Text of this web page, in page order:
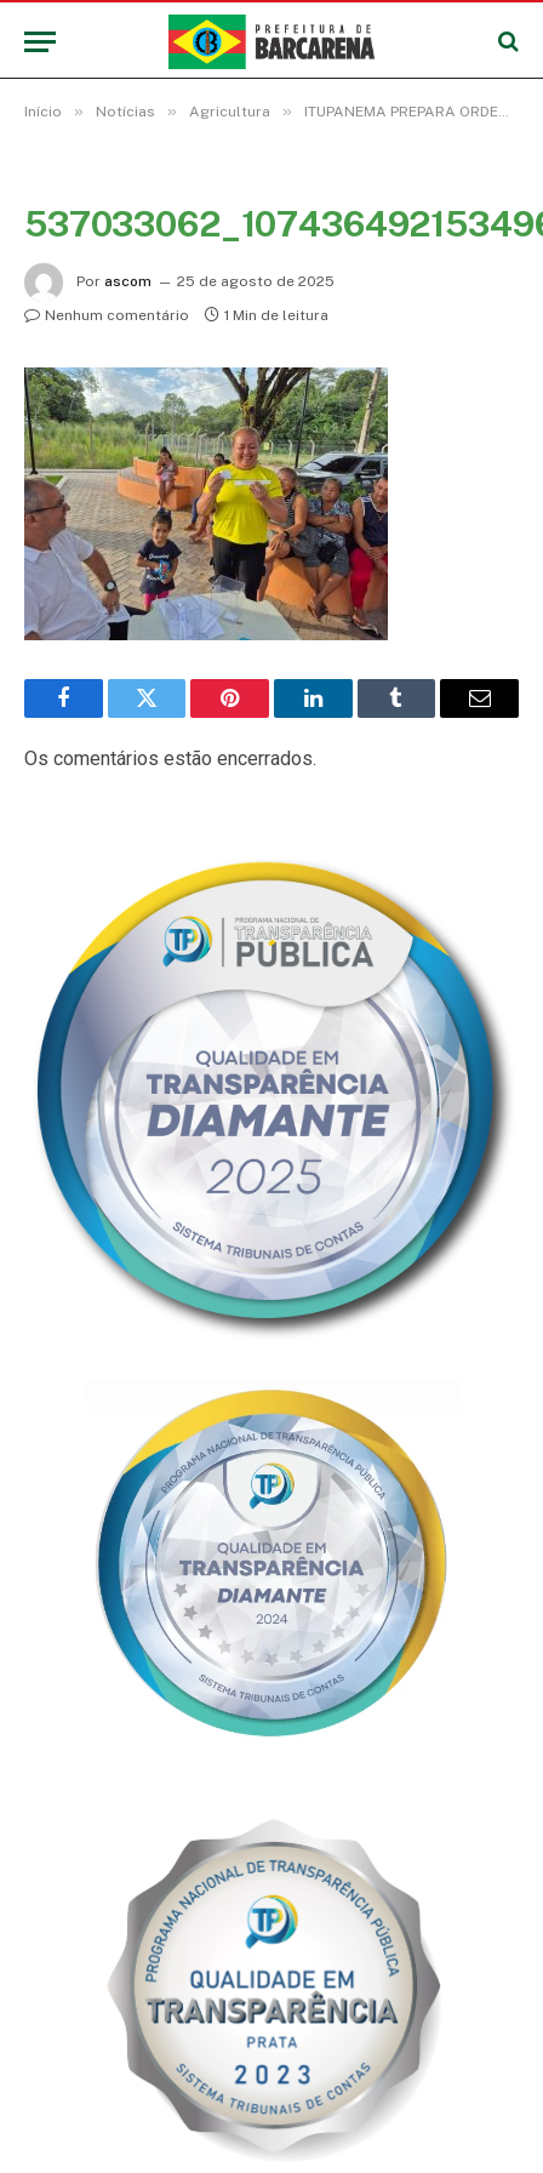
Início » Notícias » Agricultura » ITUPANEMA PREPARA ORDENAMENTO DO ESPAÇO PARA VENDA DE ALIMENTOS
Por ascom
25 de agosto de 2025
Nenhum comentário
1 Min de leitura
FacebookTwitter Pinterest LinkedInTumblr
E-
Os comentários estão encerrados.